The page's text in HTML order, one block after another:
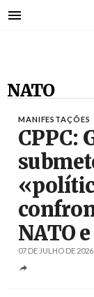
para
NATO
MANIFESTAÇÕES
CPPC:
NATO
07 DE JULHO DE 2026